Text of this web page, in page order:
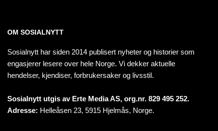
OM SOSIALNYTT
Sosialnytt har siden 2014 publisert nyheter og historier som
engasjerer lesere over hele Norge. Vi dekker aktuelle
hendelser, kjendiser, forbrukersaker og livsstil.
Sosialnytt utgis av Erte Media AS, org.nr. 829 495 252.
Adresse: Helleåsen 23, 5915 Hjelmås, Norge.